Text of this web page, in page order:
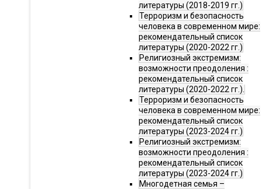
литературы (2018-2019 гг.)
Терроризм и безопасность
человека в современном мире:
рекомендательный список
литературы (2020-2022 гг.)
Религиозный экстремизм:
возможности преодоления :
рекомендательный список
литературы (2020-2022 гг.).
Терроризм и безопасность
человека в современном мире:
рекомендательный список
литературы (2023-2024 гг.)
Религиозный экстремизм:
возможности преодоления :
рекомендательный список
литературы (2023-2024 гг.)
Многодетная семья –